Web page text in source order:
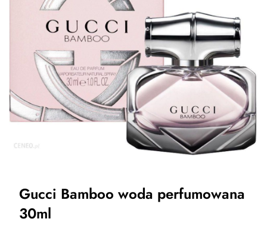
Gucci Bamboo woda perfumowana
30ml